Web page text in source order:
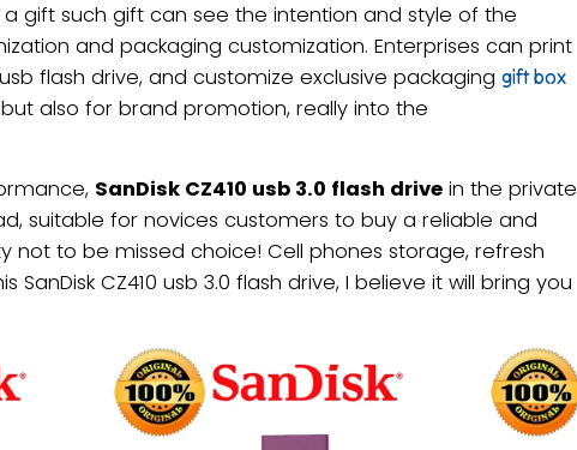
gift such gift can see the intention and style of the
and packaging customization. Enterprises can print
flash drive, and customize exclusive packaging gift box
also for brand promotion, really into the
SanDisk CZ410 usb 3.0 flash drive in the private
suitable for novices customers to buy a reliable and
to be missed choice! Cell phones storage, refresh
CZ410 usb 3.0 flash drive, I believe it will bring you